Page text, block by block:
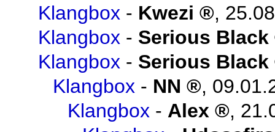
Klangbox - Kwezi ,
Klangbox - Serious Black
Klangbox - Serious Black
Klangbox - NN ,
Klangbox - Alex ,